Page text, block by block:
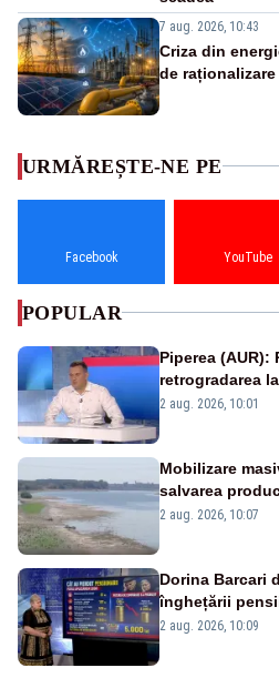
7 aug. 2026, 10:43
Criza din
de
URMĂREȘTE-NE PE
Facebook YouTube
POPULAR
Piperea (AUR):
retrogradarea
catastrofă
2 aug. 2026, 10:01
Mobilizare
salvarea
va detona o
2 aug. 2026, 10:07
Dorina Barcari
înghețării
pierdute de
2 aug. 2026, 10:09